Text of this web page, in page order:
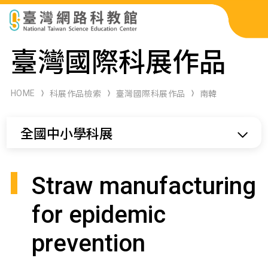
科展作品檢索
科學研習月刊
臺灣國際科展作品
HOME 科展作品檢索 臺灣國際科展作品 南韓
全國中小學科展
Straw manufacturing
for epidemic
prevention